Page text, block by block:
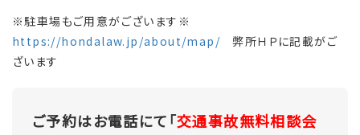
※駐車場もご用意がございます※
https://hondalaw.jp/about/map/ 弊所ＨＰに記載がご
ざいます
ご予約はお電話にて「交通事故無料相談会